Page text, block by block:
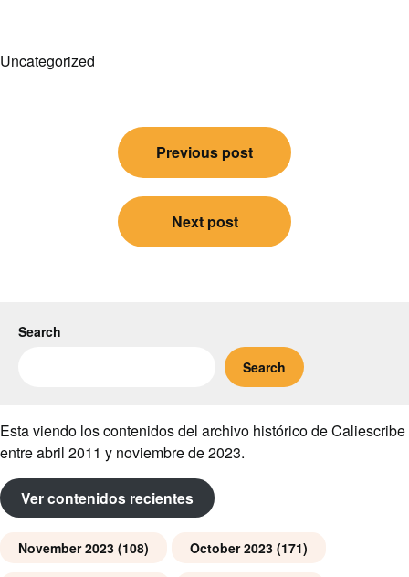
Uncategorized
Previous post
Next post
Search
Search
Esta viendo los contenidos del archivo histórico de Caliescribe
entre abril 2011 y noviembre de 2023.
Ver contenidos recientes
November 2023 (108) October 2023 (171)